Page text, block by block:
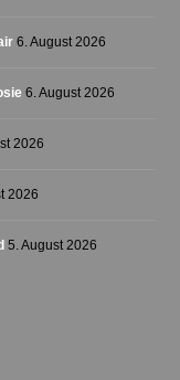
6. August 2026
6. August 2026
2026
2026
5. August 2026